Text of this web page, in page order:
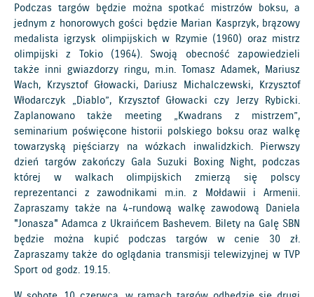
Podczas targów będzie można spotkać mistrzów boksu, a
jednym z honorowych gości będzie Marian Kasprzyk, brązowy
medalista igrzysk olimpijskich w Rzymie (1960) oraz mistrz
olimpijski z Tokio (1964). Swoją obecność zapowiedzieli
także inni gwiazdorzy ringu, m.in. Tomasz Adamek, Mariusz
Wach, Krzysztof Głowacki, Dariusz Michalczewski, Krzysztof
Włodarczyk „Diablo”, Krzysztof Głowacki czy Jerzy Rybicki.
Zaplanowano także meeting „Kwadrans z mistrzem”,
seminarium poświęcone historii polskiego boksu oraz walkę
towarzyską pięściarzy na wózkach inwalidzkich. Pierwszy
dzień targów zakończy Gala Suzuki Boxing Night, podczas
której w walkach olimpijskich zmierzą się polscy
reprezentanci z zawodnikami m.in. z Mołdawii i Armenii.
Zapraszamy także na 4-rundową walkę zawodową Daniela
"Jonasza" Adamca z Ukraińcem Bashevem. Bilety na Galę SBN
będzie można kupić podczas targów w cenie 30 zł.
Zapraszamy także do oglądania transmisji telewizyjnej w TVP
Sport od godz. 19.15.